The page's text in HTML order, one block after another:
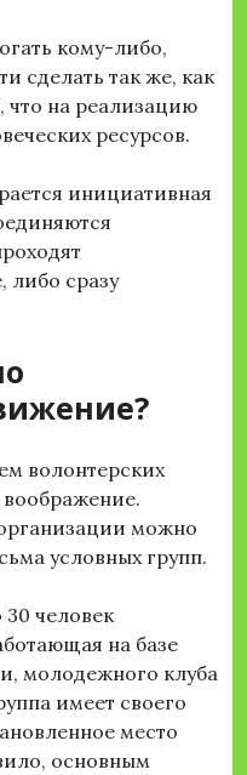
кому-либо,
сделать так же, как
что на реализацию
ресурсов.
инициативная
либо сразу
волонтерских
можно
условных групп.
человек
на базе
молодежного клуба
имеет своего
место
основным